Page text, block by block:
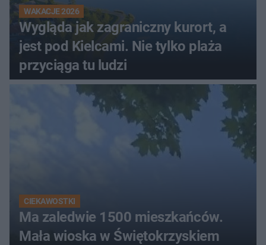
WAKACJE 2026
Wygląda jak zagraniczny kurort, a
jest pod Kielcami. Nie tylko plaża
przyciąga tu ludzi
CIEKAWOSTKI
Ma zaledwie 1500 mieszkańców.
Mała wioska w Świętokrzyskiem